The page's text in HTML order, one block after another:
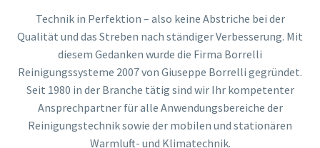
Technik in Perfektion – also keine Abstriche bei der
Qualität und das Streben nach ständiger Verbesserung. Mit
diesem Gedanken wurde die Firma Borrelli
Reinigungssysteme 2007 von Giuseppe Borrelli gegründet.
Seit 1980 in der Branche tätig sind wir Ihr kompetenter
Ansprechpartner für alle Anwendungsbereiche der
Reinigungstechnik sowie der mobilen und stationären
Warmluft- und Klimatechnik.